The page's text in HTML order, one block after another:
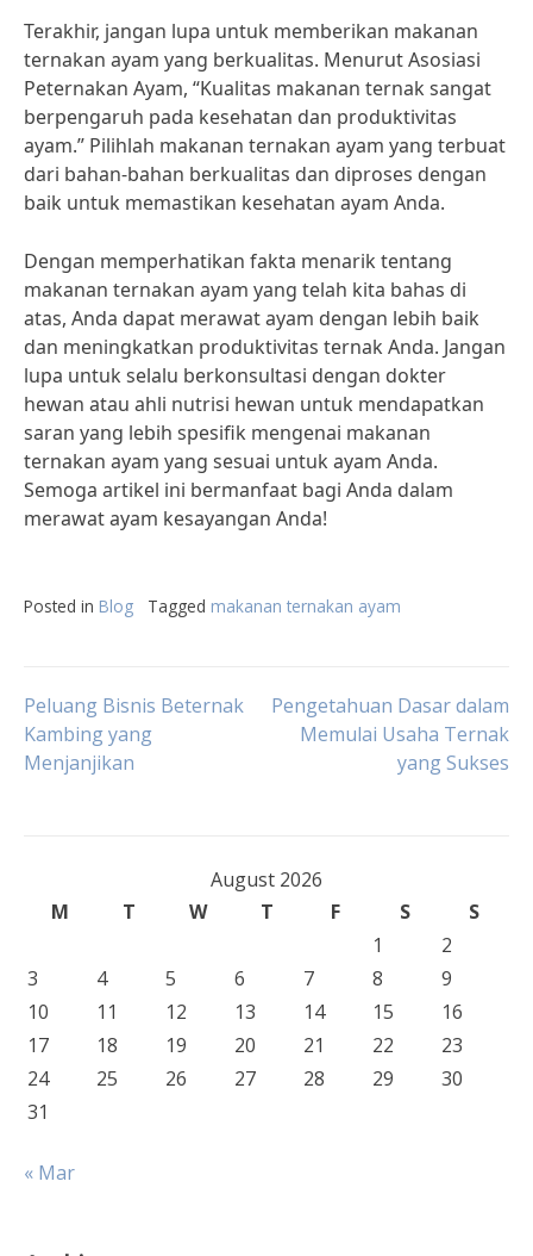
Terakhir, jangan lupa untuk memberikan makanan
ternakan ayam yang berkualitas. Menurut Asosiasi
Peternakan Ayam, “Kualitas makanan ternak sangat
berpengaruh pada kesehatan dan produktivitas
ayam.” Pilihlah makanan ternakan ayam yang terbuat
dari bahan-bahan berkualitas dan diproses dengan
baik untuk memastikan kesehatan ayam Anda.
Dengan memperhatikan fakta menarik tentang
makanan ternakan ayam yang telah kita bahas di
atas, Anda dapat merawat ayam dengan lebih baik
dan meningkatkan produktivitas ternak Anda. Jangan
lupa untuk selalu berkonsultasi dengan dokter
hewan atau ahli nutrisi hewan untuk mendapatkan
saran yang lebih spesifik mengenai makanan
ternakan ayam yang sesuai untuk ayam Anda.
Semoga artikel ini bermanfaat bagi Anda dalam
merawat ayam kesayangan Anda!
Posted in Blog Tagged makanan ternakan ayam
Post
navigation
Peluang Bisnis Beternak
Kambing yang
Menjanjikan
Pengetahuan Dasar dalam
Memulai Usaha Ternak
yang Sukses
August 2026
M
T W T F S
S
1
2
3
4 5 6 7 8
9
10
11 12 13 14 15
16
17
18 19 20 21 22
23
24
25 26 27 28 29
30
31
« Mar